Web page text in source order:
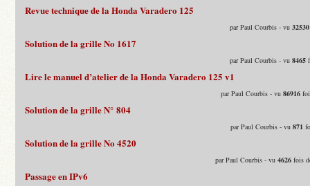
Revue technique de la Honda Varadero 125
par Paul Courbis - vu32530
Solution de la grille No 1617
par Paul Courbis - vu8465
Lire le manuel d’atelier de la Honda Varadero 125 v1
par Paul Courbis - vu86916
Solution de la grille N° 804
par Paul Courbis - vu871
Solution de la grille No 4520
par Paul Courbis - vu4626 fois
Passage en IPv6